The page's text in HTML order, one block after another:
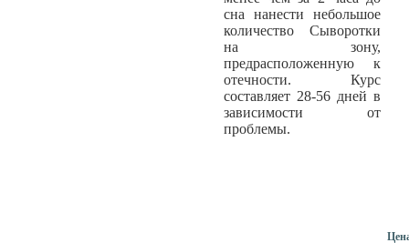
сна нанести небольшое
количество Сыворотки
на зону,
предрасположенную к
отечности. Курс
составляет 28-56 дней в
зависимости от
проблемы.